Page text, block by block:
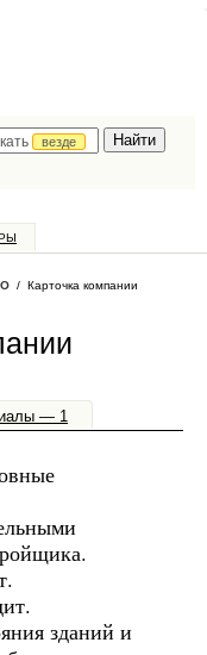
везде
/ Карточка компании
— 1
зданий и